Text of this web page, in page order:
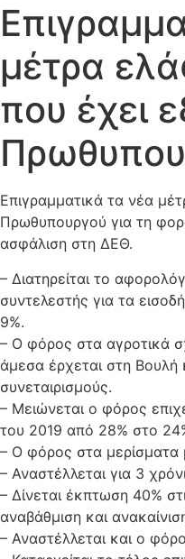
μέτρα
που έχει
Επιγραμματικά τα νέα
Πρωθυπουργού για τη
ασφάλιση στη ΔΕΘ.
– Διατηρείται το
συντελεστής για τα
9%.
– Ο φόρος στα αγροτικά
άμεσα έρχεται στη Βουλή
συνεταιρισμούς.
– Μειώνεται ο φόρος
του 2019 από 28% στο
– Ο φόρος στα μερίσματα
– Αναστέλλεται για 3
– Δίνεται έκπτωση 40%
αναβάθμιση και
– Αναστέλλεται και ο